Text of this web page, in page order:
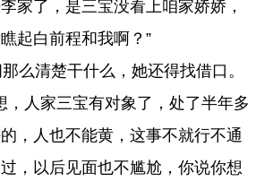
家了，是三宝没看上咱家娇娇，
起白前程和我啊？”
么清楚干什么，她还得找借口。
人家三宝有对象了，处了半年多
，人也不能黄，这事不就行不通
，以后见面也不尴尬，你说你想